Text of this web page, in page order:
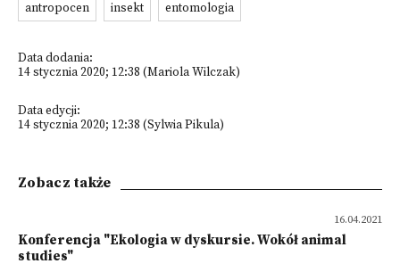
antropocen
insekt entomologia
Data dodania:
14 stycznia 2020; 12:38 (Mariola Wilczak)
Data edycji:
14 stycznia 2020; 12:38 (Sylwia Pikula)
Zobacz także
16.04.2021
Konferencja "Ekologia w dyskursie. Wokół animal
studies"